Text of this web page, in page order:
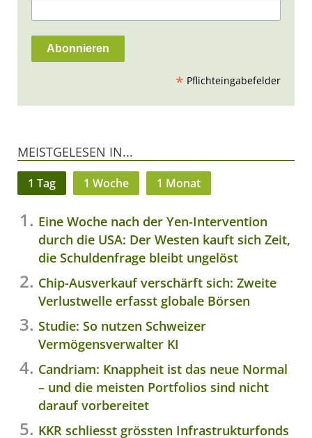
* Pflichteingabefelder
MEISTGELESEN IN...
1 Tag 1 Woche 1 Monat
Eine Woche nach der Yen-Intervention
durch die USA: Der Westen kauft sich Zeit,
die Schuldenfrage bleibt ungelöst
Chip-Ausverkauf verschärft sich: Zweite
Verlustwelle erfasst globale Börsen
Studie: So nutzen Schweizer
Vermögensverwalter KI
Candriam: Knappheit ist das neue Normal
– und die meisten Portfolios sind nicht
darauf vorbereitet
KKR schliesst grössten Infrastrukturfonds